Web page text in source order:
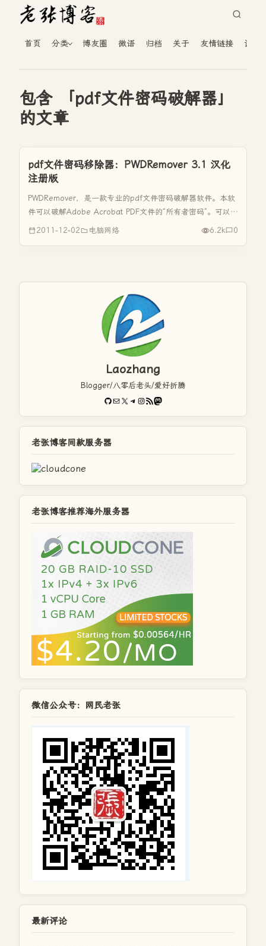
首页 分类 博友圈 微语 归档 关于 友情链接 读者
包含 「pdf文件密码破解器」
的文章
pdf文件密码移除器：PWDRemover 3.1 汉化
注册版
PWDRemover，是一款专业的pdf文件密码破解器软件。本软
件可以破解Adobe Acrobat PDF文件的“所有者密码”。可以快
速破解所有PDF文件密码！大家都知道被加密的PDF文件是不
2011-12-02 电脑网络 6.2k 0
Laozhang
Blogger/八零后老头/爱好折腾
GitHub
电子邮件X Telegram
Instagram
RSS FeedMastodon
老张博客同款服务器
老张博客推荐海外服务器
微信公众号：网民老张
最新评论